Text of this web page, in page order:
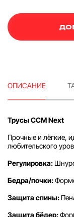
ОПИСАНИЕ
Трусы CCM Next
Прочные и лёгкие,
любительского
Регулировка:
Бедра/почки:
Защита спины:
Защита бёдер: